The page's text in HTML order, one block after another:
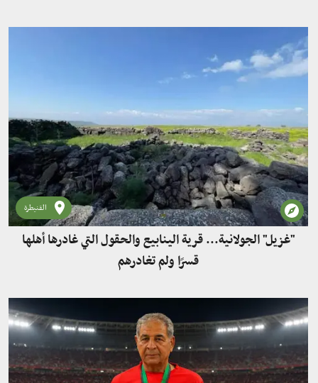
القنيطرة
"غزيل" الجولانية... قرية الينابيع والحقول التي غادرها أهلها
قسرًا ولم تغادرهم